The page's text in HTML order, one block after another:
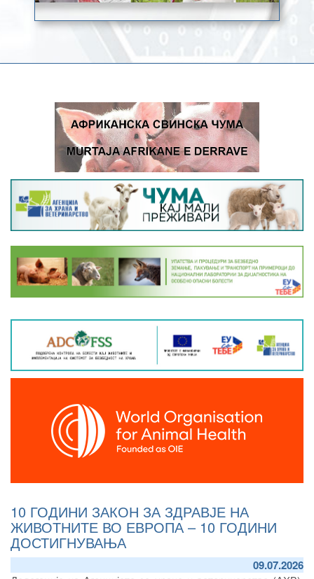
10 ГОДИНИ ЗАКОН ЗА ЗДРАВЈЕ НА
ЖИВОТНИТЕ ВО ЕВРОПА – 10 ГОДИНИ
ДОСТИГНУВАЊА
09.07.2026